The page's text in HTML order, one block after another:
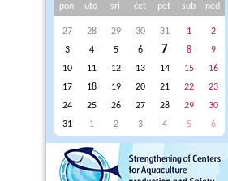
pon uto sri čet pet sub ned
27 28 29 30 31 1
2
3
4 5 6 7 8
9
10
11 12 13 14 15
16
17
18 19 20 21 22
23
24
25 26 27 28 29
30
31
1 2 3 4 5 6